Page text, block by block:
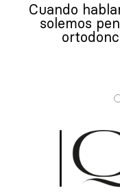
Cuando
solemos